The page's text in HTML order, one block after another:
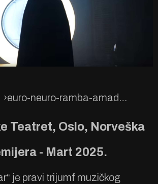
euro-neuro-ramba-amadeusa-u-spektakularnom-mjuziklu-europavisjon
Teatret, Oslo, Norveška
- Mart 2025.
je pravi trijumf muzičkog